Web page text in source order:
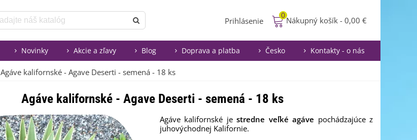
Prihlásenie
0
Nákupný košík - 0,00 €
Novinky Akcie a zľavy Blog Doprava a platba Česko Kontakty - o nás
Agáve kalifornské - Agave Deserti - semená - 18 ks
Agáve kalifornské - Agave Deserti - semená - 18 ks
Agáve kalifornské jestredne veľké agáve pochádzajúce z
juhovýchodnej Kalifornie.